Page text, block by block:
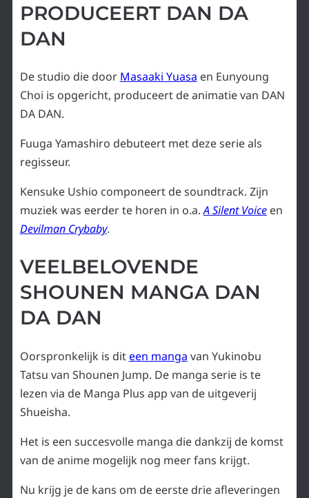
PRODUCEERT DAN DA
DAN
De studio die door Masaaki Yuasa en Eunyoung
Choi is opgericht, produceert de animatie van DAN
DA DAN.
Fuuga Yamashiro debuteert met deze serie als
regisseur.
Kensuke Ushio componeert de soundtrack. Zijn
muziek was eerder te horen in o.a.A Silent Voiceen
Devilman Crybaby.
VEELBELOVENDE
SHOUNEN MANGA DAN
DA DAN
Oorspronkelijk is diteen manga van Yukinobu
Tatsu van Shounen Jump. De manga serie is te
lezen via de Manga Plus app van de uitgeverij
Shueisha.
Het is een succesvolle manga die dankzij de komst
van de anime mogelijk nog meer fans krijgt.
Nu krijg je de kans om de eerste drie afleveringen